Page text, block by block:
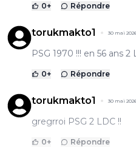
0+ Répondre
torukmakto1 30 mai
PSG 1970 !!! en 56 ans
0+ Répondre
torukmakto1 30 mai
gregrroi PSG 2 LDC !!
0+ Répondre